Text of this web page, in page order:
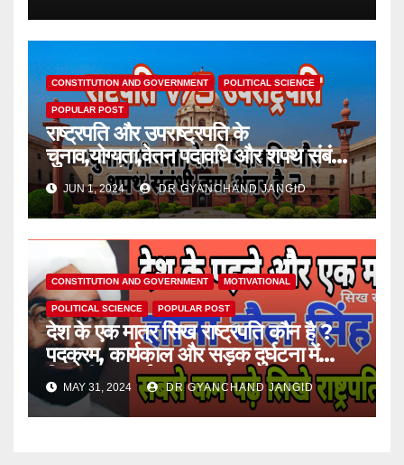
CONSTITUTION AND GOVERNMENT POLITICAL SCIENCE
POPULAR POST
राष्ट्रपति और उपराष्ट्रपति के
चुनाव,योग्यता,वेतन पदावधि और शपथ संबंधी
क्या अंतर है ?
JUN 1, 2024 DR GYANCHAND JANGID
CONSTITUTION AND GOVERNMENT MOTIVATIONAL
POLITICAL SCIENCE POPULAR POST
देश के एक मात्र सिख राष्ट्रपति कौन है ?
पदक्रम, कार्यकाल और सड़क दुर्घटना में
जिनकी मृत्यु हुई।
MAY 31, 2024 DR GYANCHAND JANGID